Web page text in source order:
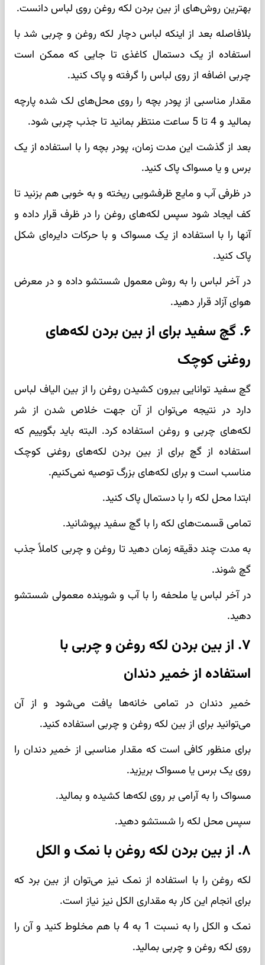
بهترین روش‌های از بین بردن لکه روغن روی لباس دانست.
بلافاصله بعد از اینکه لباس دچار لکه روغن و چربی شد با
استفاده از یک دستمال کاغذی تا جایی که ممکن است
چربی اضافه از روی لباس را گرفته و پاک کنید.
مقدار مناسبی از پودر بچه را روی محل‌های لک شده پارچه
بمالید و 4 تا 5 ساعت منتظر بمانید تا جذب چربی شود.
بعد از گذشت این مدت زمان، پودر بچه را با استفاده از یک
برس و یا مسواک پاک کنید.
در ظرفی آب و مایع ظرفشویی ریخته و به خوبی هم بزنید تا
کف ایجاد شود سپس لکه‌های روغن را در ظرف قرار داده و
آنها را با استفاده از یک مسواک و با حرکات دایره‌ای شکل
پاک کنید.
در آخر لباس را به روش معمول شستشو داده و در معرض
هوای آزاد قرار دهید.
۶. گچ سفید برای از بین بردن لکه‌های
روغنی کوچک
گچ سفید توانایی بیرون کشیدن روغن را از بین الیاف لباس
دارد در نتیجه می‌توان از آن جهت خلاص شدن از شر
لکه‌های چربی و روغن استفاده کرد. البته باید بگوییم که
استفاده از گچ برای از بین بردن لکه‌های روغنی کوچک
مناسب است و برای لکه‌های بزرگ توصیه نمی‌کنیم.
ابتدا محل لکه را با دستمال پاک کنید.
تمامی قسمت‌های لکه را با گچ سفید بپوشانید.
به مدت چند دقیقه زمان دهید تا روغن و چربی کاملاً جذب
گچ شوند.
در آخر لباس یا ملحفه را با آب و شوینده معمولی شستشو
دهید.
۷. از بین بردن لکه‌ روغن و چربی با
استفاده از خمیر دندان
خمیر دندان در تمامی خانه‌ها یافت می‌شود و از آن
می‌توانید برای از بین لکه‌ روغن و چربی استفاده کنید.
برای منظور کافی است که مقدار مناسبی از خمیر دندان را
روی یک برس یا مسواک بریزید.
مسواک را به آرامی بر روی لکه‌ها کشیده و بمالید.
سپس محل لکه را شستشو دهید.
۸. از بین بردن لکه روغن با نمک و الکل
لکه روغن را با استفاده از نمک نیز می‌توان از بین برد که
برای انجام این کار به مقداری الکل نیز نیاز است.
نمک و الکل را به نسبت 1 به 4 با هم مخلوط کنید و آن را
روی لکه روغن و چربی بمالید.